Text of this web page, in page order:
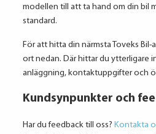
modellen till att ta hand om din bil
standard.
För att hitta din närmsta Toveks Bil-
ort nedan. Där hittar du ytterligare
anläggning, kontaktuppgifter och
Kundsynpunkter och
Har du feedback till oss? Kontakta